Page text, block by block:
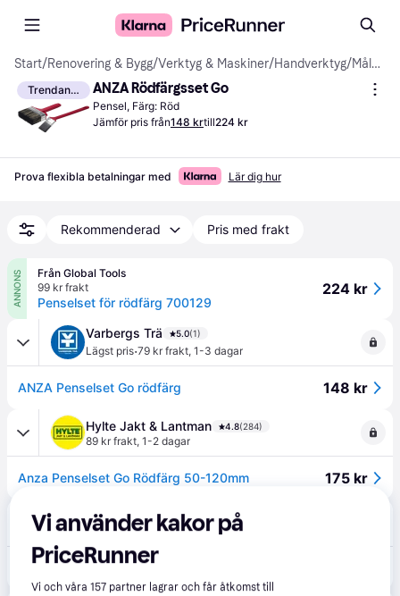
Start/Renovering & Bygg/Verktyg & Maskiner/Handverktyg/ Målarpenslar
Trendande ANZA Rödfärgsset Go
Pensel, Färg: Röd
Jämför pris från148 krtill224 kr
Prova flexibla betalningar med Lär dig hur
Rekommenderad Pris med frakt
ANNONS
Från Global Tools
99 kr frakt
Penselset för rödfärg 700129
224 kr
Varbergs Trä 5.0(1)
Lägst pris·79 kr frakt, 1-3 dagar
ANZA Penselset Go rödfärg 148 kr
Hylte Jakt & Lantman 4.8(284)
89 kr frakt, 1-2 dagar
Anza Penselset Go Rödfärg 50-120mm 175 kr
Duab 4.5 (54)
89 kr frakt,1-2 dagar
Anza Penselset Go Rödfärg 50-120mm
Vi använder kakor på
PriceRunner
Vi och våra157 partner lagrar och får åtkomst till